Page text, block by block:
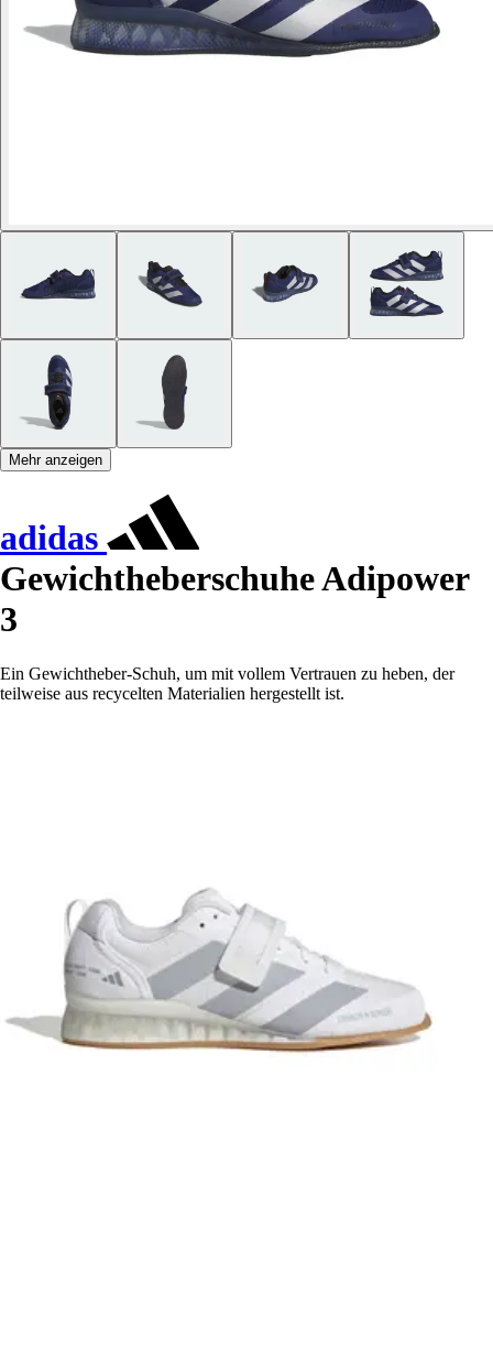
Mehr anzeigen
adidas
Gewichtheberschuhe Adipower
3
Ein Gewichtheber-Schuh, um mit vollem Vertrauen zu heben, der
teilweise aus recycelten Materialien hergestellt ist.